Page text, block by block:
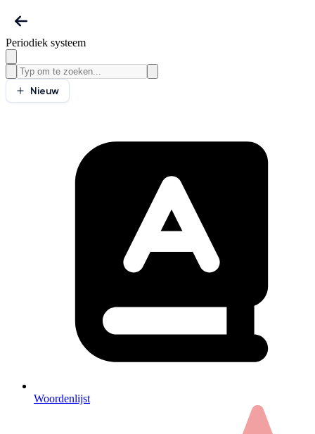
Periodiek systeem
Nieuw
Woordenlijst